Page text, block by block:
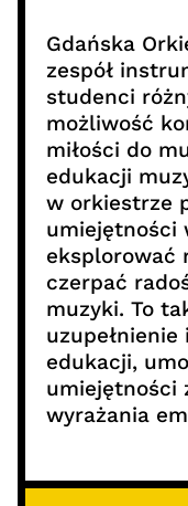
Gdańska
zespół
studenci
możliwość
miłości do
edukacji
w orkiestrze
umiejętności
eksplorować
czerpać
muzyki. To
edukacji,
umiejętności
wyrażania